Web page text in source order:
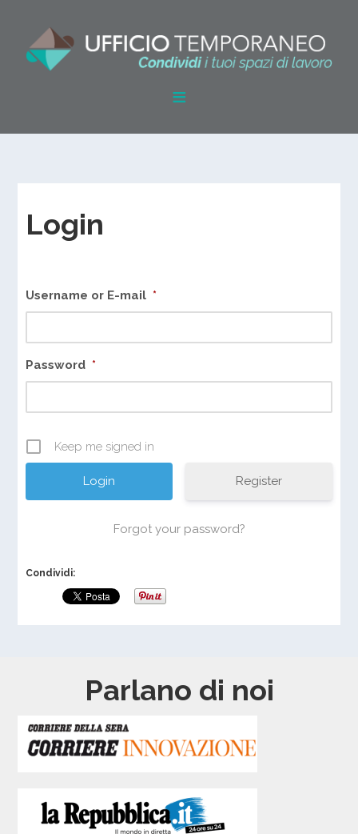
Login
Username or E-mail *
Password *
Keep me signed in
Register
Forgot your password?
Condividi:
Parlano di noi